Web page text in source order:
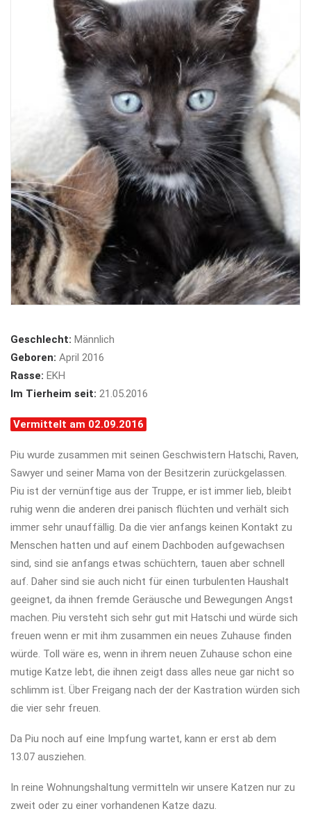
Geschlecht: Männlich
Geboren: April 2016
Rasse: EKH
Im Tierheim seit: 21.05.2016
Vermittelt am 02.09.2016
Piu wurde zusammen mit seinen Geschwistern Hatschi, Raven,
Sawyer und seiner Mama von der Besitzerin zurückgelassen.
Piu ist der vernünftige aus der Truppe, er ist immer lieb, bleibt
ruhig wenn die anderen drei panisch flüchten und verhält sich
immer sehr unauffällig. Da die vier anfangs keinen Kontakt zu
Menschen hatten und auf einem Dachboden aufgewachsen
sind, sind sie anfangs etwas schüchtern, tauen aber schnell
auf. Daher sind sie auch nicht für einen turbulenten Haushalt
geeignet, da ihnen fremde Geräusche und Bewegungen Angst
machen. Piu versteht sich sehr gut mit Hatschi und würde sich
freuen wenn er mit ihm zusammen ein neues Zuhause finden
würde. Toll wäre es, wenn in ihrem neuen Zuhause schon eine
mutige Katze lebt, die ihnen zeigt dass alles neue gar nicht so
schlimm ist. Über Freigang nach der der Kastration würden sich
die vier sehr freuen.
Da Piu noch auf eine Impfung wartet, kann er erst ab dem
13.07 ausziehen.
In reine Wohnungshaltung vermitteln wir unsere Katzen nur zu
zweit oder zu einer vorhandenen Katze dazu.